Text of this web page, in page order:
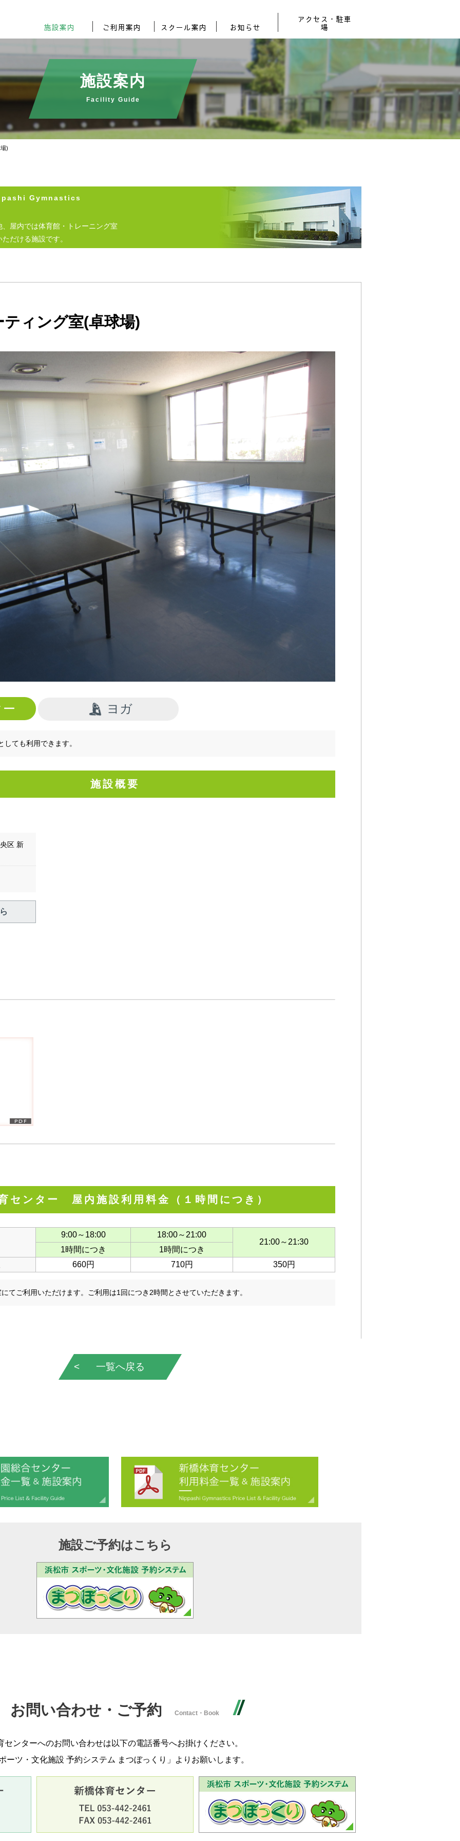
施設案内 ご利用案内 スクール案内 お知らせ
アクセス・駐車
場
施設案内
Facility Guide
)
Gymnastics
屋内では体育館・トレーニング室
だける施設です。
ィング室(卓球場)
ヨガ
ても利用できます。
施設概要
区 新
センター 屋内施設利用料金（１時間につき）
9:00～18:00
18:00～21:00
21:00～21:30
1時間につき
1時間につき
660円 710円 350円
てご利用いただけます。ご利用は1回につき2時間とさせていただきます。
一覧へ戻る
施設ご予約はこちら
お問い合わせ・ご予約 Contact・Book
ンターへのお問い合わせは以下の電話番号へお掛けください。
ーツ・文化施設 予約システム まつぼっくり」よりお願いします。